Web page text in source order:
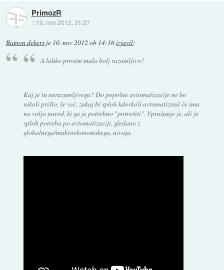
PrimozR
:: 10. nov 2012, 21:27
Ramon dekers je 10. nov 2012 ob 14:16izjavil:
A lahko prosim malo bolj razumljivo?
Kaj je tu nerazumljivega? Do popolne avtomatizacije ne bo
nikoli prišlo, še več, zakaj bi sploh kdorkoli avtomatiziral če ima
na voljo narod, ki ga je potrebno "potrošiti". Vprašanje je, ali je
sploh potreba po avtomatizaciji, gledano z
globalnega/makroekonomskega, nivoja.